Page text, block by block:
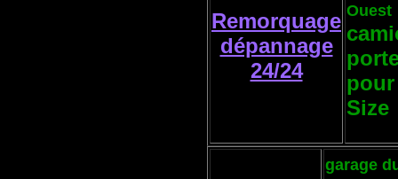
Remorquage
dépannage
24/24
Ouest
Size
garage